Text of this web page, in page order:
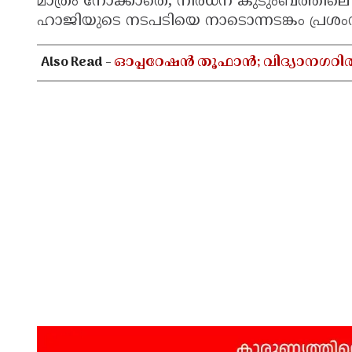
ഹാജിയുടെ നടപടിയെ നാടൊന്നടങ്കം
Also Read -ഓപ്പറേഷൻ തൂഫാൻ;